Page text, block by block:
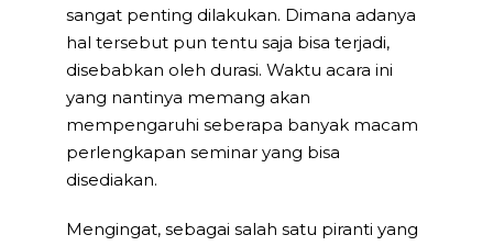
sangat penting dilakukan. Dimana adanya
hal tersebut pun tentu saja bisa terjadi,
disebabkan oleh durasi. Waktu acara ini
yang nantinya memang akan
mempengaruhi seberapa banyak macam
perlengkapan seminar yang bisa
disediakan.
Mengingat, sebagai salah satu piranti yang